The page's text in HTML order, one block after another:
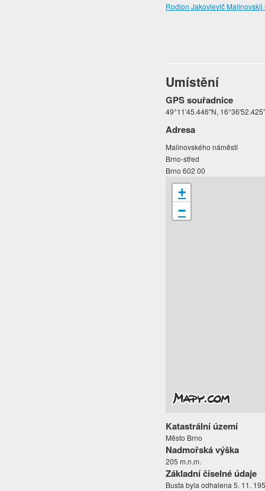
Rodion Jakovlevič
Umístění
GPS souřadnice
49°11'45.446"N,
Adresa
Malinovského náměstí
Brno-střed
Brno 602 00
+
−
Katastrální území
Město Brno
Nadmořská výška
205 m.n.m.
Základní číselné údaje
Busta byla odhalena 5. 11.